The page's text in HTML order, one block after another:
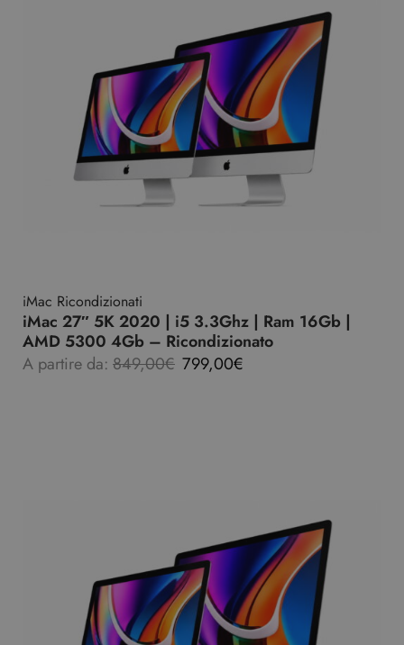
iMac Ricondizionati
iMac 27″ 5K 2020 | i5 3.3Ghz | Ram 16Gb |
AMD 5300 4Gb – Ricondizionato
A partire da: 849,00€ 799,00€